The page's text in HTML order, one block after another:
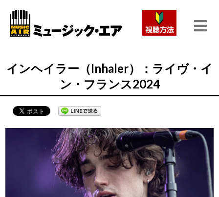
インヘイラー（Inhaler）：ライヴ・イ
ン・フランス2024